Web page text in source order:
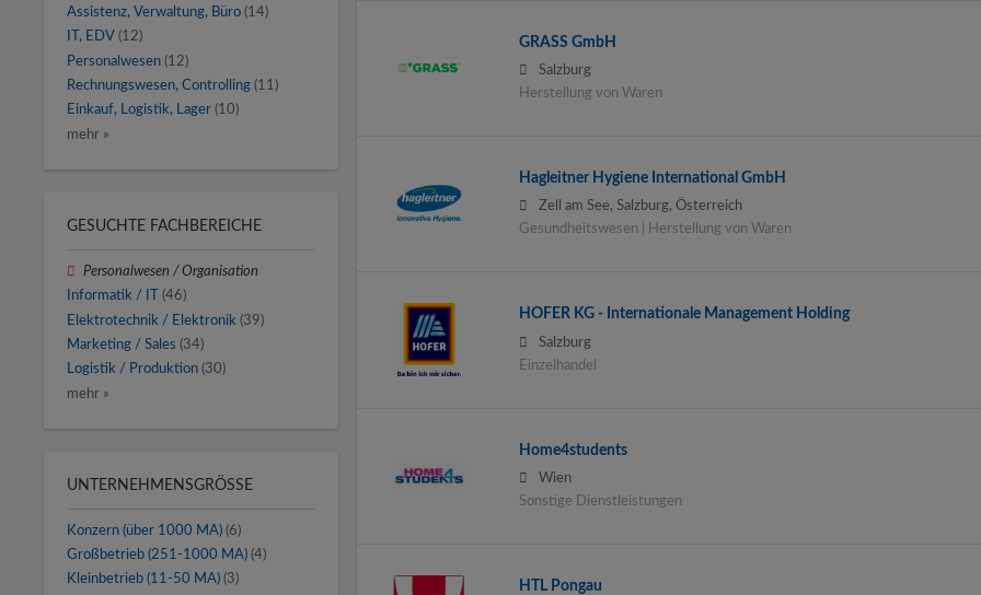
GRASS GmbH
Salzburg
Herstellung von Waren
Hagleitner Hygiene International GmbH
Zell am See, Salzburg, Österreich
Gesundheitswesen | Herstellung von Waren
HOFER KG - Internationale Management Holding
Salzburg
Einzelhandel
Home4students
Wien
Sonstige Dienstleistungen
HTL Pongau
Assistenz, Verwaltung, Büro (14)
IT, EDV (12)
Personalwesen (12)
Rechnungswesen, Controlling (11)
Einkauf, Logistik, Lager (10)
mehr »
GESUCHTE FACHBEREICHE
Personalwesen / Organisation
Informatik / IT
(46)
Elektrotechnik / Elektronik (39)
Marketing / Sales (34)
Logistik / Produktion (30)
mehr »
UNTERNEHMENSGRÖSSE
Konzern (über 1000 MA) (6)
Großbetrieb (251-1000 MA) (4)
Kleinbetrieb (11-50 MA) (3)